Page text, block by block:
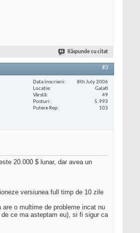
Răspunde cu citat
#3
Data înscrierii
8th July 2006
Locaţie
Galati
Vârstă
49
Posturi
5.993
Putere Rep
103
20.000 $ lunar, dar avea un
versiunea full timp de 10 zile
o multime de probleme incat nu
ce ma asteptam eu), si fi sigur ca